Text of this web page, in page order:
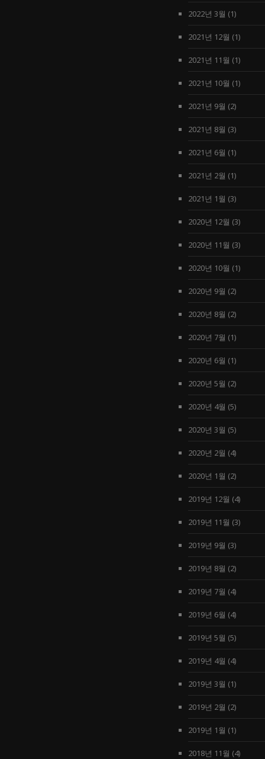
2022년 3월 (1)
2021년 12월 (1)
2021년 11월 (1)
2021년 10월 (1)
2021년 9월 (2)
2021년 8월 (3)
2021년 6월 (1)
2021년 2월 (1)
2021년 1월 (3)
2020년 12월 (3)
2020년 11월 (3)
2020년 10월 (1)
2020년 9월 (2)
2020년 8월 (2)
2020년 7월 (1)
2020년 6월 (1)
2020년 5월 (2)
2020년 4월 (5)
2020년 3월 (5)
2020년 2월 (4)
2020년 1월 (2)
2019년 12월 (4)
2019년 11월 (3)
2019년 9월 (3)
2019년 8월 (2)
2019년 7월 (4)
2019년 6월 (4)
2019년 5월 (5)
2019년 4월 (4)
2019년 3월 (1)
2019년 2월 (2)
2019년 1월 (1)
2018년 11월 (4)